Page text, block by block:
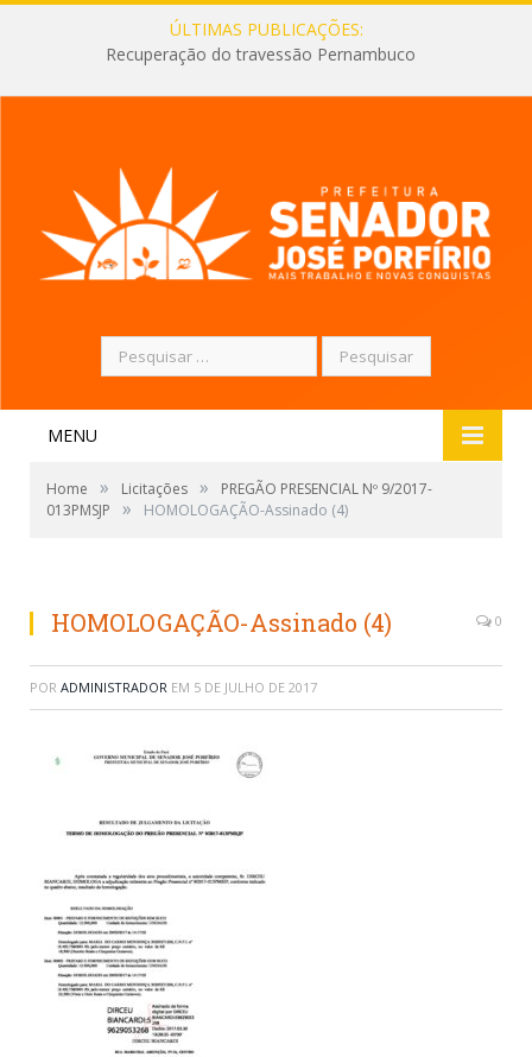
ÚLTIMAS PUBLICAÇÕES:
Recuperação do travessão Pernambuco
Pesquisar
por:
MENU
Home » Licitações »
PREGÃO PRESENCIAL Nº 9/2017-
013PMSJP
» HOMOLOGAÇÃO-Assinado (4)
HOMOLOGAÇÃO-Assinado (4) 0
POR ADMINISTRADOR EM 5 DE JULHO DE 2017